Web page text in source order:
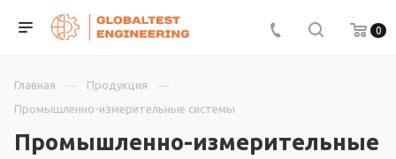
0
Главная
Продукция
Промышленно-измерительные системы
Промышленно-измерительные